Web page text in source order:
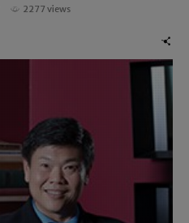
2277 views